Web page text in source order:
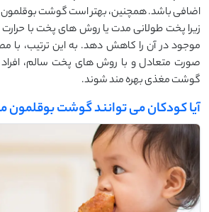
اضافی باشد. همچنین، بهتر است گوشت بوقلمون را
زیرا پخت طولانی ‌مدت یا روش ‌های پخت با حرارت
موجود در آن را کاهش دهد. به این ترتیب،
صورت متعادل و با روش ‌های پخت سالم، افراد
گوشت مغذی بهره‌ مند شوند.
آیا کودکان می توانند گوشت بوقلمون